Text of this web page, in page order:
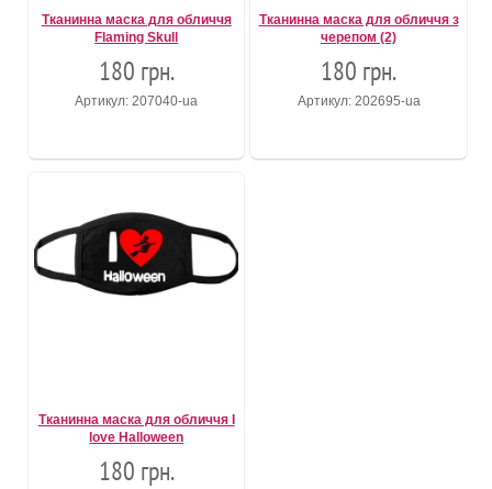
Тканинна маска для обличчя
Flaming Skull
180 грн.
Артикул: 207040-ua
Тканинна маска для обличчя з
черепом (2)
180 грн.
Артикул: 202695-ua
Тканинна маска для обличчя I
love Halloween
180 грн.